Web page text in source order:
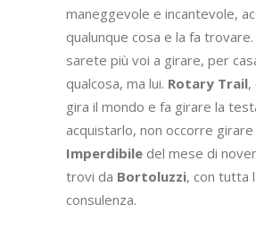
maneggevole e incantevole,
qualunque cosa e la fa trovare.
sarete più voi a girare, per
qualcosa, ma lui. Rotary Trail,
gira il mondo e fa girare la
acquistarlo, non occorre
Imperdibile del mese di
trovi da Bortoluzzi, con tutta
consulenza.